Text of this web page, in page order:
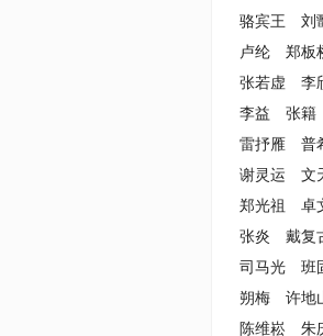
骆宾王
刘
卢纶
郑板
张若虚
李
李益
张籍
雷抒雁
普
谢灵运
文
郑光祖
卓
张炎
戴复
司马光
班
朔梅
许地
陈维崧
朱